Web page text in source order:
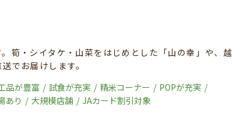
筍・シイタケ・山菜をはじめとした「山の幸」や、越
でお届けします。
品が豊富 試食が充実 精米コーナー
POPが充実
あり 大規模店舗 JAカード割引対象